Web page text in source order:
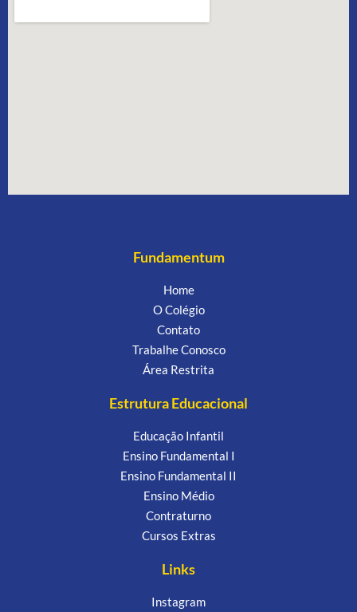
Fundamentum
Home
O Colégio
Contato
Trabalhe Conosco
Área Restrita
Estrutura Educacional
Educação Infantil
Ensino Fundamental I
Ensino Fundamental II
Ensino Médio
Contraturno
Cursos Extras
Links
Instagram